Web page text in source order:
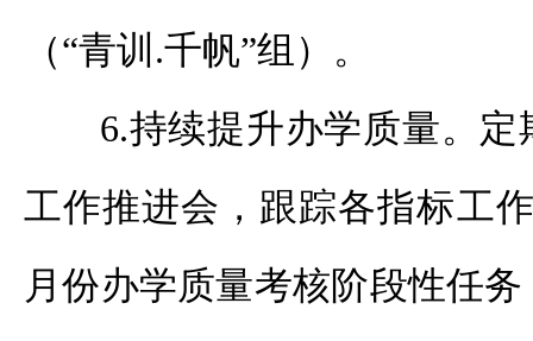
（“青训.千帆”组）。
6.持续提升办学质量。
工作推进会，跟踪各指标工
月份办学质量考核阶段性任